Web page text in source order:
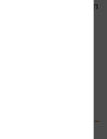
et l’utilisation
les cartes mentales